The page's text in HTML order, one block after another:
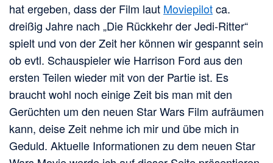
hat ergeben, dass der Film laut Moviepilotca.
dreißig Jahre nach „Die Rückkehr der Jedi-Ritter“
spielt und von der Zeit her können wir gespannt sein
ob evtl. Schauspieler wie Harrison Ford aus den
ersten Teilen wieder mit von der Partie ist. Es
braucht wohl noch einige Zeit bis man mit den
Gerüchten um den neuen Star Wars Film aufräumen
kann, deise Zeit nehme ich mir und übe mich in
Geduld. Aktuelle Informationen zu dem neuen Star